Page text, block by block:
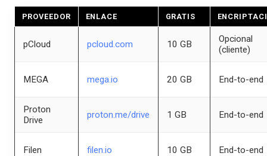
PROVEEDOR ENLACE GRATIS
pCloud pcloud.com 10 GB
Opcional
(cliente)
MEGA mega.io 20 GB End-to-end
Proton
Drive
proton.me/drive 1 GB End-to-end
Filen filen.io 10 GB End-to-end